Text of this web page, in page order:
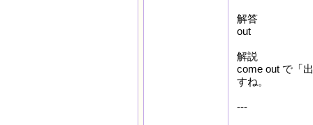
解答
out
解説
come out で「
すね。
---